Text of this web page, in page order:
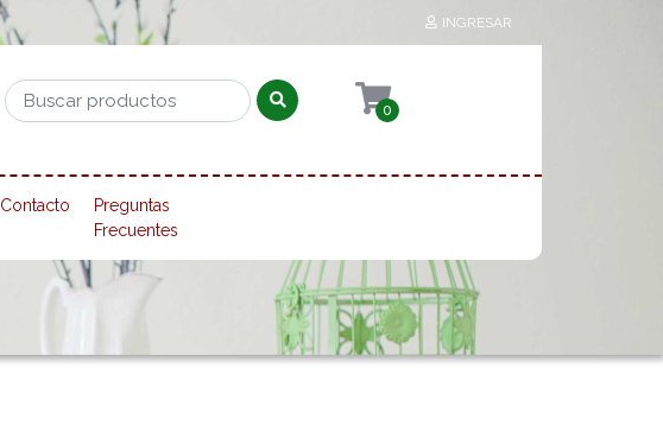
INGRESAR
0
Contacto
Preguntas
Frecuentes